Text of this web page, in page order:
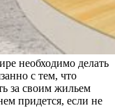
необходимо делать
с тем, что
за своим жильем
придется, если не